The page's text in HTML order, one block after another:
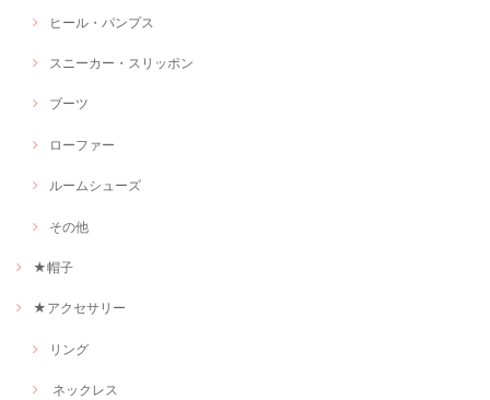
ヒール・パンプス
スニーカー・スリッポン
ブーツ
ローファー
ルームシューズ
その他
★帽子
★アクセサリー
リング
ネックレス